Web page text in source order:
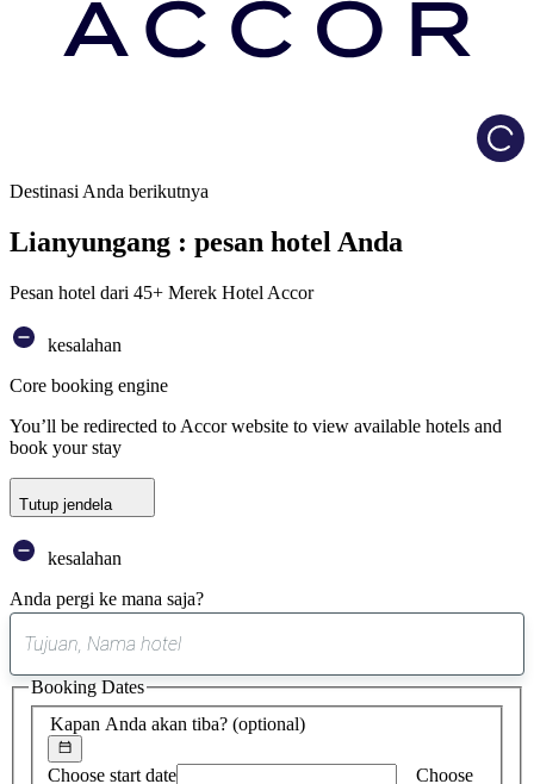
Destinasi Anda berikutnya
Lianyungang : pesan hotel Anda
Pesan hotel dari 45+ Merek Hotel Accor
kesalahan
Core booking engine
You’ll be redirected to Accor website to view available hotels and
book your stay
Tutup jendela
kesalahan
Anda pergi ke mana saja?
saran
ditemukan
Kapan Anda akan tiba? (optional)
Choose start date
Choose
Booking Dates